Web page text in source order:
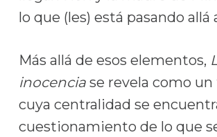
lo que (les) está pasando allá
Más allá de esos elementos,
inocenciase revela como un
cuya centralidad se
cuestionamiento de lo que